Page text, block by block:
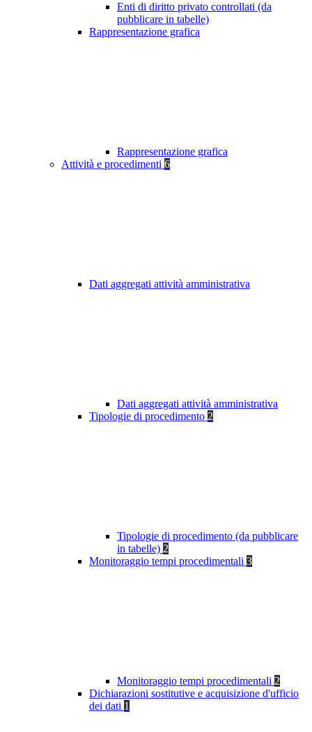
Enti di diritto privato controllati (da
pubblicare in tabelle)
Rappresentazione grafica
Rappresentazione grafica
Attività e procedimenti 6
Dati aggregati attività amministrativa
Dati aggregati attività amministrativa
Tipologie di procedimento 2
Tipologie di procedimento (da pubblicare
in tabelle) 2
Monitoraggio tempi procedimentali 3
Monitoraggio tempi procedimentali 2
Dichiarazioni sostitutive e acquisizione d'ufficio
dei dati 1